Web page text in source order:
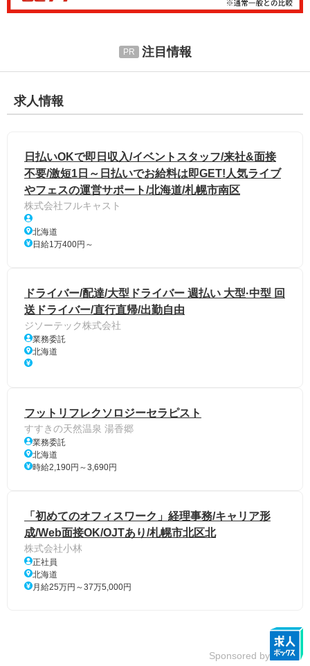
注目情報
求人情報
日払いOKで即日収入/イベントスタッフ/来社&面接
不要/激短1日～日払いでお給料は即GET!人気ライブ
やフェスの運営サポート/北海道/札幌市南区
株式会社フルキャスト
北海道
日給1万400円～
ドライバー/配達/大型ドライバー 週払い 大型·中型 回
送ドライバー/直行直帰/出勤自由
ジソーテック株式会社
業務委託
北海道
フットリフレクソロジーセラピスト
すすきの天然温泉 湯香郷
業務委託
北海道
時給2,190円～3,690円
「初めてのオフィスワーク」経理事務/キャリア形
成/Web面接OK/OJTあり/札幌市北区北
株式会社小林
正社員
北海道
月給25万円～37万5,000円
Sponsored by